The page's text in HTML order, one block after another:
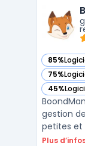
aux
ajoutée. ...
85%
— voir
75%
— voir
45%
— voir
gestion
petites et
sa
Plus